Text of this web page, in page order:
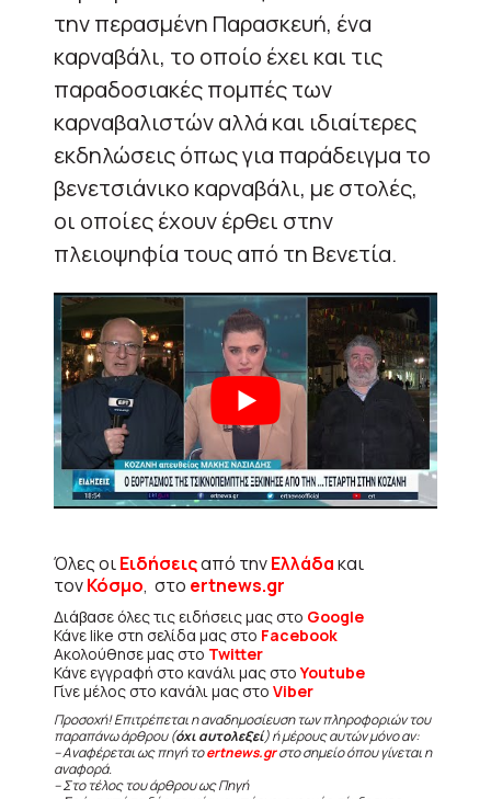
την περασμένη Παρασκευή, ένα
καρναβάλι, το οποίο έχει και τις
παραδοσιακές πομπές των
καρναβαλιστών αλλά και ιδιαίτερες
εκδηλώσεις όπως για παράδειγμα το
βενετσιάνικο καρναβάλι, με στολές,
οι οποίες έχουν έρθει στην
πλειοψηφία τους από τη Βενετία.
Όλες οιΕιδήσειςαπό τηνΕλλάδακαι
τονΚόσμο, στο ertnews.gr
Διάβασε όλες τις ειδήσεις μας στο Google
Κάνε like στη σελίδα μας στο Facebook
Ακολούθησε μας στο Twitter
Κάνε εγγραφή στο κανάλι μας στοYoutube
Γίνε μέλος στο κανάλι μας στο Viber
Προσοχή! Επιτρέπεται η αναδημοσίευση των πληροφοριών του
παραπάνω άρθρου (όχι αυτολεξεί) ή μέρους αυτών μόνο αν:
– Αναφέρεται ως πηγή τοertnews.grστο σημείο όπου γίνεται η
αναφορά.
– Στο τέλος του άρθρου ως Πηγή